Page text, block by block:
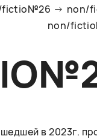
fictio№26
non/
non/
в 2023г.